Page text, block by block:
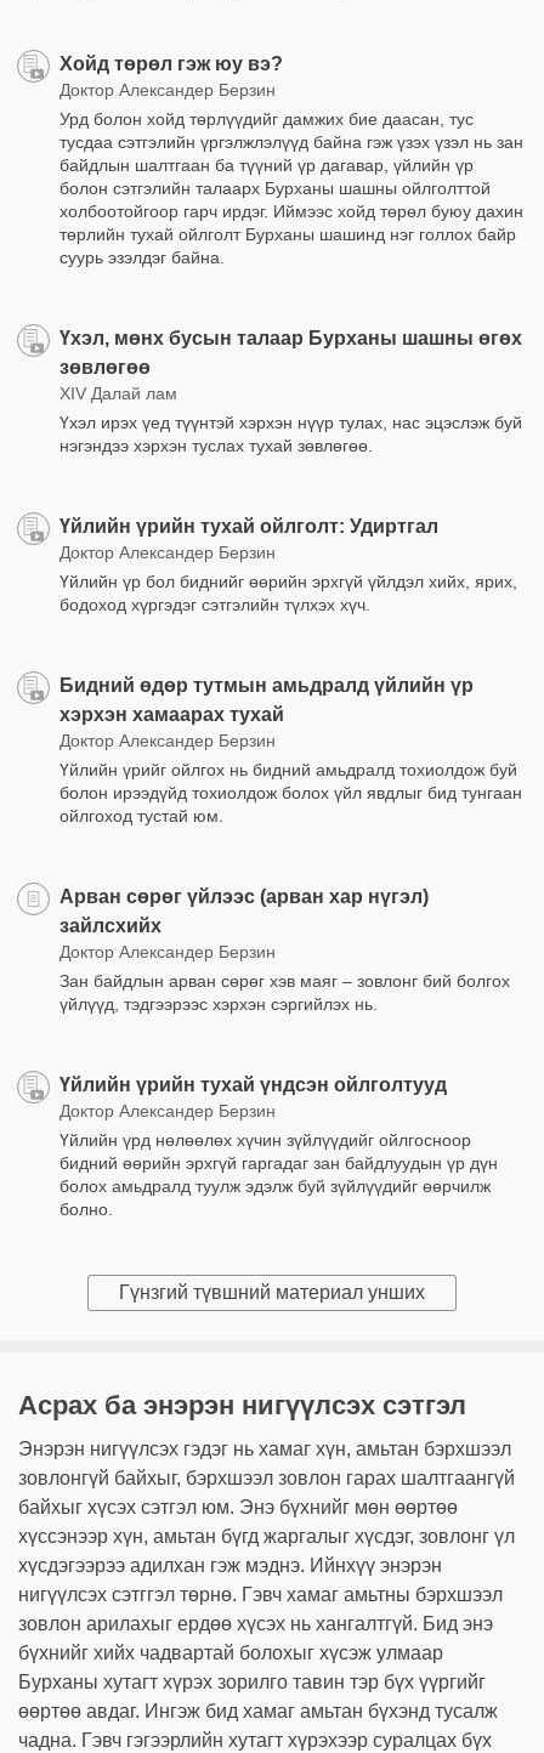
Хойд төрөл гэж юу вэ?
Доктор Александер Берзин
Урд болон хойд төрлүүдийг дамжих бие даасан, тус
тусдаа сэтгэлийн үргэлжлэлүүд байна гэж үзэх үзэл нь зан
байдлын шалтгаан ба түүний үр дагавар, үйлийн үр
болон сэтгэлийн талаарх Бурханы шашны ойлголттой
холбоотойгоор гарч ирдэг. Иймээс хойд төрөл буюу дахин
төрлийн тухай ойлголт Бурханы шашинд нэг голлох байр
суурь эзэлдэг байна.
Үхэл, мөнх бусын талаар Бурханы шашны өгөх
зөвлөгөө
XIV Далай лам
Үхэл ирэх үед түүнтэй хэрхэн нүүр тулах, нас эцэслэж буй
нэгэндээ хэрхэн туслах тухай зөвлөгөө.
Үйлийн үрийн тухай ойлголт: Удиртгал
Доктор Александер Берзин
Үйлийн үр бол биднийг өөрийн эрхгүй үйлдэл хийх, ярих,
бодоход хүргэдэг сэтгэлийн түлхэх хүч.
Бидний өдөр тутмын амьдралд үйлийн үр
хэрхэн хамаарах тухай
Доктор Александер Берзин
Үйлийн үрийг ойлгох нь бидний амьдралд тохиолдож буй
болон ирээдүйд тохиолдож болох үйл явдлыг бид тунгаан
ойлгоход тустай юм.
Арван сөрөг үйлээс (арван хар нүгэл)
зайлсхийх
Доктор Александер Берзин
Зан байдлын арван сөрөг хэв маяг – зовлонг бий болгох
үйлүүд, тэдгээрээс хэрхэн сэргийлэх нь.
Үйлийн үрийн тухай үндсэн ойлголтууд
Доктор Александер Берзин
Үйлийн үрд нөлөөлөх хүчин зүйлүүдийг ойлгосноор
бидний өөрийн эрхгүй гаргадаг зан байдлуудын үр дүн
болох амьдралд туулж эдэлж буй зүйлүүдийг өөрчилж
болно.
Гүнзгий түвшний материал унших
Асрах ба энэрэн нигүүлсэх сэтгэл
Энэрэн нигүүлсэх гэдэг нь хамаг хүн, амьтан бэрхшээл
зовлонгүй байхыг, бэрхшээл зовлон гарах шалтгаангүй
байхыг хүсэх сэтгэл юм. Энэ бүхнийг мөн өөртөө
хүссэнээр хүн, амьтан бүгд жаргалыг хүсдэг, зовлонг үл
хүсдэгээрээ адилхан гэж мэднэ. Ийнхүү энэрэн
нигүүлсэх сэтггэл төрнө. Гэвч хамаг амьтны бэрхшээл
зовлон арилахыг ердөө хүсэх нь хангалтгүй. Бид энэ
бүхнийг хийх чадвартай болохыг хүсэж улмаар
Бурханы хутагт хүрэх зорилго тавин тэр бүх үүргийг
өөртөө авдаг. Ингэж бид хамаг амьтан бүхэнд тусалж
чадна. Гэвч гэгээрлийн хутагт хүрэхээр суралцах бүх